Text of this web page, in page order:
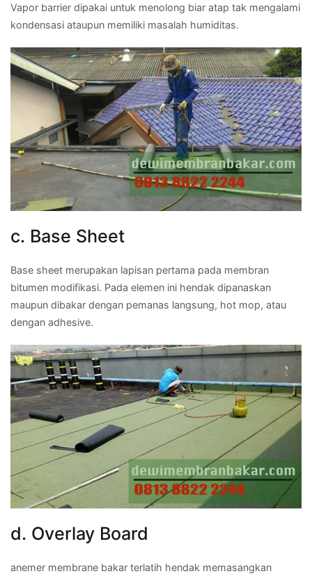
Vapor barrier dipakai untuk menolong biar atap tak mengalami
kondensasi ataupun memiliki masalah humiditas.
c. Base Sheet
Base sheet merupakan lapisan pertama pada membran
bitumen modifikasi. Pada elemen ini hendak dipanaskan
maupun dibakar dengan pemanas langsung, hot mop, atau
dengan adhesive.
d. Overlay Board
anemer membrane bakar terlatih hendak memasangkan